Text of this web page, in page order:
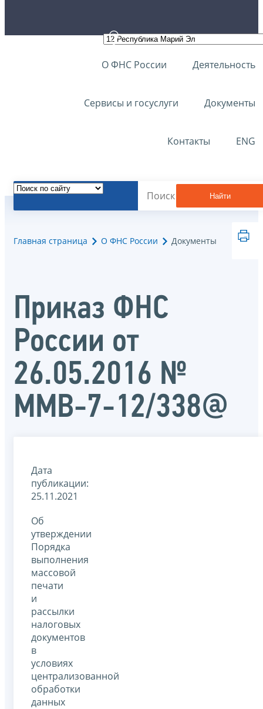
О ФНС России Деятельность
Сервисы и госуслуги Документы
Контакты ENG
Найти
Главная страница О ФНС России Документы
Приказ ФНС
России от
26.05.2016 №
ММВ-7-12/338@
Дата
публикации:
25.11.2021
Об
утверждении
Порядка
выполнения
массовой
печати
и
рассылки
налоговых
документов
в
условиях
централизованной
обработки
данных